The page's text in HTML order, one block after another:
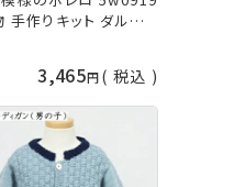
手作りキット ダルマ
久
3,465 税込